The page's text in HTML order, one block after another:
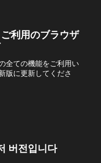
利用のブラウザ
全ての機能をご利用い
版に更新してくださ
버전입니다